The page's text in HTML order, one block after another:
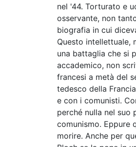
nel '44. Torturato e
osservante, non
biografia in cui
Questo intellettuale,
una battaglia che si
accademico, non
francesi a metà del
tedesco della
e con i comunisti.
perché nulla nel suo
comunismo. Eppure
morire. Anche per